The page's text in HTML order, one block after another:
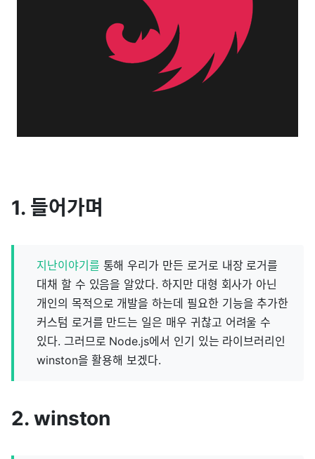
1. 들어가며
지난이야기를 통해 우리가 만든 로거로 내장 로거를
대채 할 수 있음을 알았다. 하지만 대형 회사가 아닌
개인의 목적으로 개발을 하는데 필요한 기능을 추가한
커스텀 로거를 만드는 일은 매우 귀찮고 어려울 수
있다. 그러므로 Node.js에서 인기 있는 라이브러리인
winston을 활용해 보겠다.
2. winston